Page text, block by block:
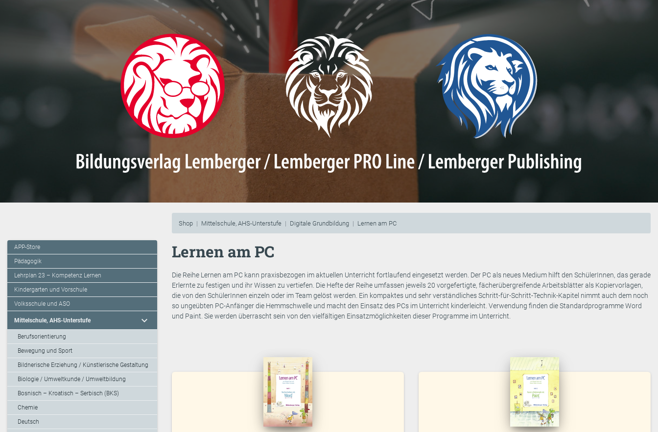
Shop Mittelschule, AHS-Unterstufe Digitale Grundbildung Lernen am PC
APP-Store
Pädagogik
Lehrplan 23 – Kompetenz Lernen
Kindergarten und Vorschule
Volksschule und ASO
Mittelschule, AHS-Unterstufe expand_more
Berufsorientierung
Bewegung und Sport
Bildnerische Erziehung / Künstlerische Gestaltung
Biologie / Umweltkunde / Umweltbildung
Bosnisch – Kroatisch – Serbisch (BKS)
Chemie
Deutsch
Lernen am PC
Die Reihe Lernen am PC kann praxisbezogen im aktuellen Unterricht fortlaufend eingesetzt werden. Der PC als neues Medium hilft den SchülerInnen, das gerade
Erlernte zu festigen und ihr Wissen zu vertiefen. Die Hefte der Reihe umfassen jeweils 20 vorgefertigte, fächerübergreifende Arbeitsblätter als Kopiervorlagen,
die von den SchülerInnen einzeln oder im Team gelöst werden. Ein kompaktes und sehr verständliches Schritt-für-Schritt-Technik-Kapitel nimmt auch dem noch
so ungeübten PC-Anfänger die Hemmschwelle und macht den Einsatz des PCs im Unterricht kinderleicht. Verwendung finden die Standardprogramme Word
und Paint. Sie werden überrascht sein von den vielfältigen Einsatzmöglichkeiten dieser Programme im Unterricht.